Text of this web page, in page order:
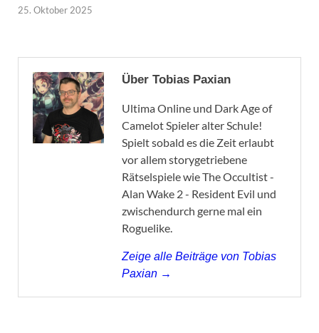
25. Oktober 2025
Über Tobias Paxian
Ultima Online und Dark Age of
Camelot Spieler alter Schule!
Spielt sobald es die Zeit erlaubt
vor allem storygetriebene
Rätselspiele wie The Occultist -
Alan Wake 2 - Resident Evil und
zwischendurch gerne mal ein
Roguelike.
Zeige alle Beiträge von Tobias
Paxian →